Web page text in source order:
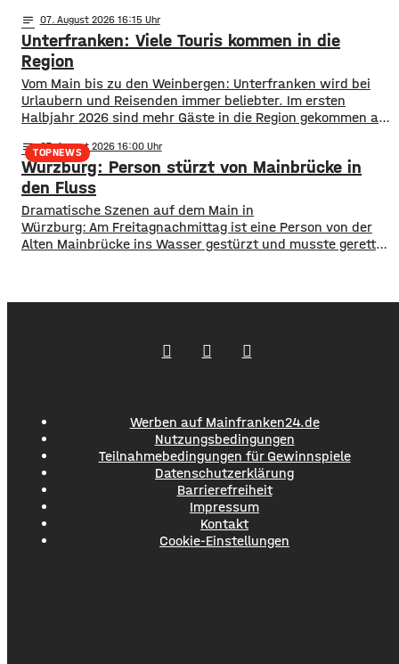
Kickers sich als Neuling in der Liga ihren Platz suchen
müssen, sind die „Schanzer“ bereits seit vier Saisons in
der 3.
notes 07. August 2026 16:15
Unterfranken: Viele Touris kommen in die
Region
Vom Main bis zu den Weinbergen: Unterfranken wird bei
Urlaubern und Reisenden immer beliebter. Im ersten
Halbjahr 2026 sind mehr Gäste in die Region gekommen als
Landesamts für Statistik hervorgeht, sind zwischen
Januar und Juni über 1,3 Millionen Menschen hier
angekommen, ein Plus von 2,8 Prozent. ​Außerdem
TOPNEWS
notes 07. August 2026 16:00
Würzburg: Person stürzt von Mainbrücke in
den Fluss
​​Dramatische Szenen auf dem Main in
Würzburg: Am Freitagnachmittag ist eine Person von der
Alten Mainbrücke ins Wasser gestürzt und musste gerettet
möglich an Land gebracht
Werben auf Mainfranken24.de
Nutzungsbedingungen
Teilnahmebedingungen für Gewinnspiele
Datenschutzerklärung
Barrierefreiheit
Impressum
Kontakt
Cookie-Einstellungen